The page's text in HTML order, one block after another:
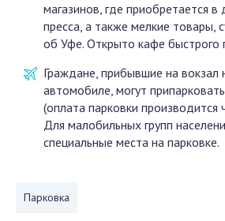
магазинов, где приобретается в
пресса, а также мелкие товары,
об Уфе. Открыто кафе быстрого
Граждане, прибывшие на вокзал
автомобиле, могут
(оплата парковки производится
Для малобильных групп
специальные места на парковке.
Парковка